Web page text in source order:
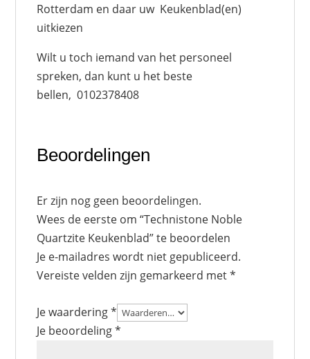
Rotterdam en daar uw Keukenblad(en)
uitkiezen
Wilt u toch iemand van het personeel
spreken, dan kunt u het beste
bellen, 0102378408
Beoordelingen
Er zijn nog geen beoordelingen.
Wees de eerste om “Technistone Noble
Quartzite Keukenblad” te beoordelen
Je e-mailadres wordt niet gepubliceerd.
Vereiste velden zijn gemarkeerd met*
Je waardering*
Je beoordeling*